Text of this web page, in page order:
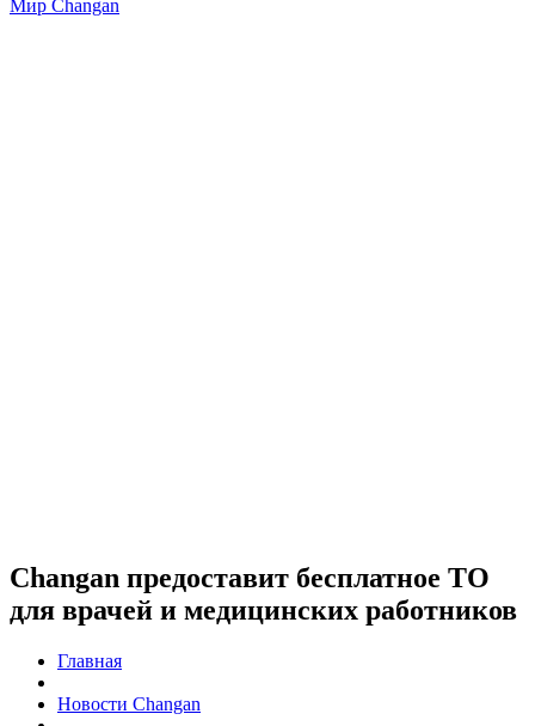
Мир Changan
Changan предоставит бесплатное ТО
для врачей и медицинских работников
Главная
Новости Changan